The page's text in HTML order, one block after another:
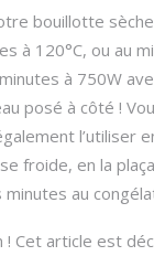
bouillotte
à 120°C, ou au
à 750W
posé à côté !
l’utiliser
froide, en la
minutes au
! Cet article est